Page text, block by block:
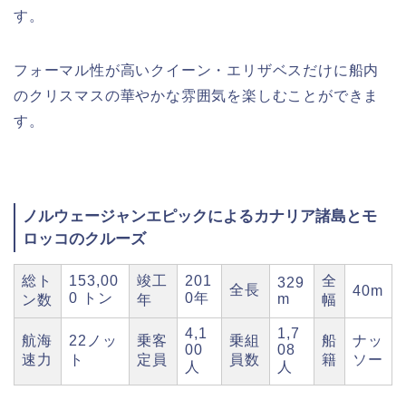
す。
フォーマル性が高いクイーン・エリザベスだけに船内
のクリスマスの華やかな雰囲気を楽しむことができま
す。
ノルウェージャンエピックによるカナリア諸島とモ
ロッコのクルーズ
総ト
ン数
153,00
0 トン
竣工
年
201
0年
全長
329
m
全
幅
40m
航海
速力
22ノッ
ト
乗客
定員
4,1
00
人
乗組
員数
1,7
08
人
船
籍
ナッ
ソー